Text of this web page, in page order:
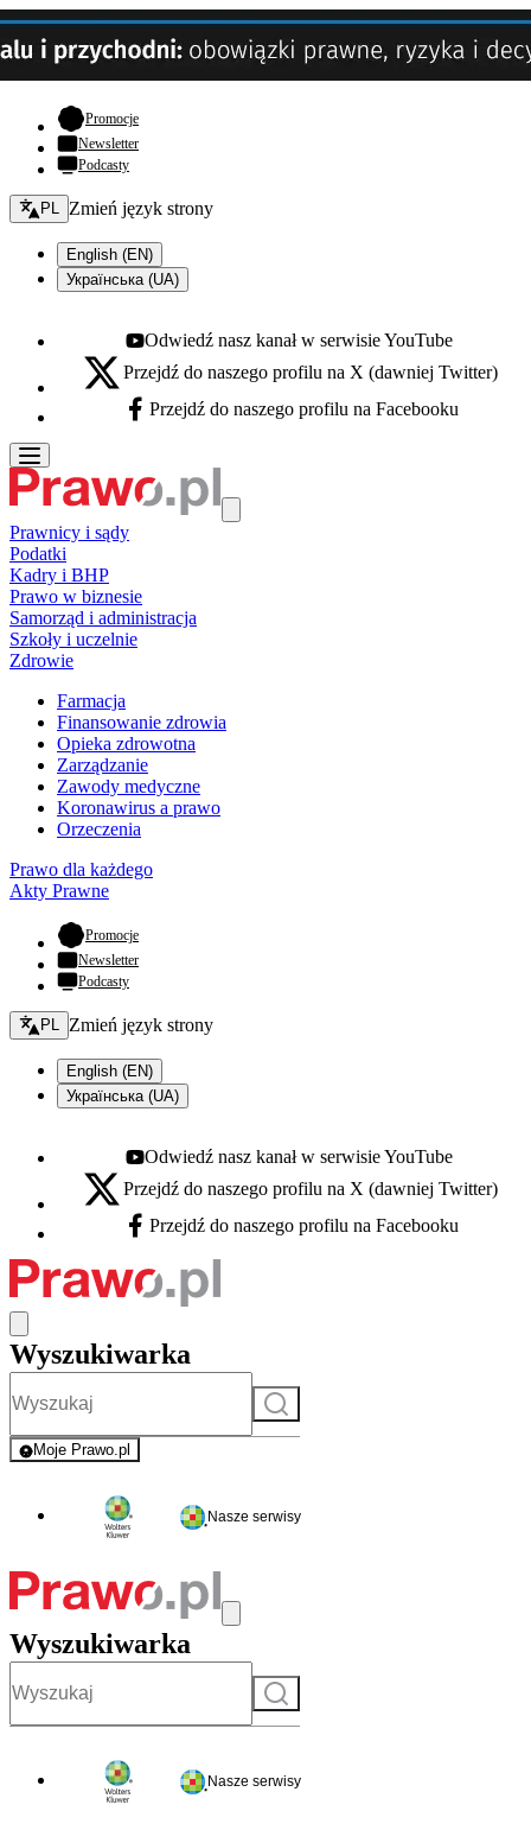
Promocje- otwiera się w nowej karcie
Newsletter
Podcasty
Zmień język - bieżący:
PL Zmień język strony
English (EN)
Українська (UA)
Youtube - otwiera się w nowej karcie
Odwiedź nasz kanał w serwisie YouTube
X - otwiera się w nowej karcie
Przejdź do naszego profilu na X (dawniej Twitter)
Facebook - otwiera się w nowej karcie
Przejdź do naszego profilu na Facebooku
Prawnicy i sądy
Podatki
Kadry i BHP
Prawo w biznesie
Samorząd i administracja
Szkoły i uczelnie
Zdrowie
Farmacja
Finansowanie zdrowia
Opieka zdrowotna
Zarządzanie
Zawody medyczne
Koronawirus a prawo
Orzeczenia
Prawo dla każdego
Akty Prawne
Promocje- otwiera się w nowej karcie
Newsletter
Podcasty
Zmień język - bieżący:
PL Zmień język strony
English (EN)
Українська (UA)
Youtube - otwiera się w nowej karcie
Odwiedź nasz kanał w serwisie YouTube
X - otwiera się w nowej karcie
Przejdź do naszego profilu na X (dawniej Twitter)
Facebook - otwiera się w nowej karcie
Przejdź do naszego profilu na Facebooku
Wyszukiwarka
Szukaj
Moje Prawo.pl
- rejestracja i logowanie do serwisu
Nasze serwisy
Wyszukiwarka
Szukaj
Nasze serwisy